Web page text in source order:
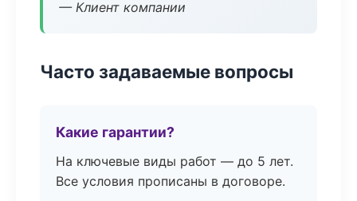
— Клиент компании
Часто задаваемые вопросы
Какие гарантии?
На ключевые виды работ — до 5 лет.
Все условия прописаны в договоре.